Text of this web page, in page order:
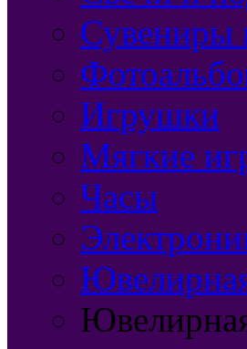
Сувениры
Игрушки
Мягкие
Часы